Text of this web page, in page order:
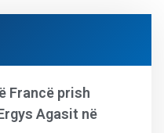
Francë prish
Agasit në